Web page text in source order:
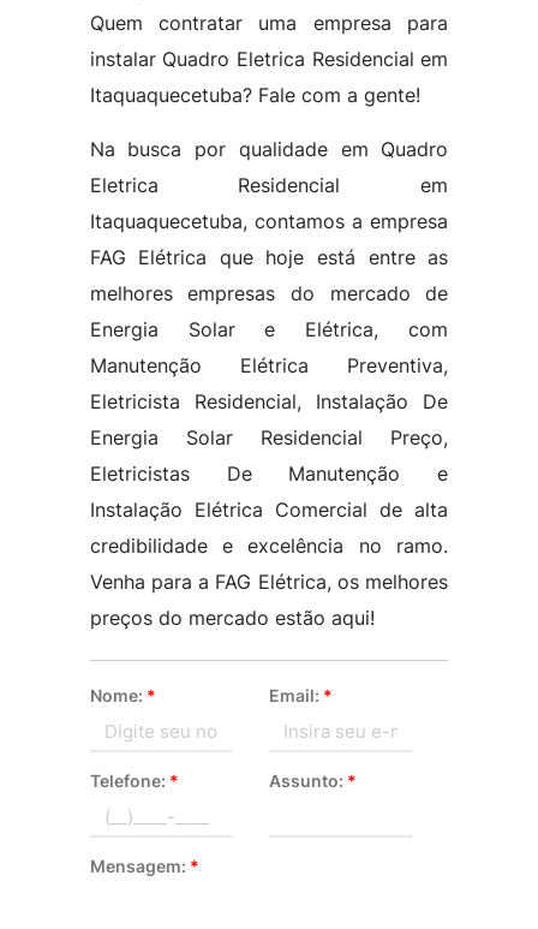
Quem contratar uma empresa para
instalar Quadro Eletrica Residencial em
Itaquaquecetuba? Fale com a gente!
Na busca por qualidade em Quadro
Eletrica Residencial em
Itaquaquecetuba, contamos a empresa
FAG Elétrica que hoje está entre as
melhores empresas do mercado de
Energia Solar e Elétrica, com
Manutenção Elétrica Preventiva,
Eletricista Residencial, Instalação De
Energia Solar Residencial Preço,
Eletricistas De Manutenção e
Instalação Elétrica Comercial de alta
credibilidade e excelência no ramo.
Venha para a FAG Elétrica, os melhores
preços do mercado estão aqui!
Nome: * Email: *
Telefone: * Assunto: *
Mensagem: *